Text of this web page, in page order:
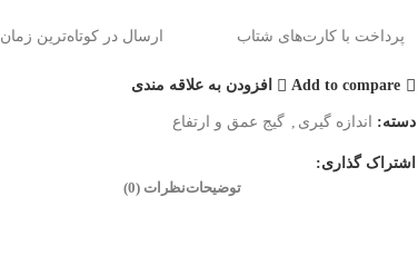
پرداخت با کارت‌های شتاب ارسال در کوتاه‌ترین زمان
Add to compare افزودن به علاقه مندی
دسته: اندازه گیری , گیج عمق و ارتفاع
اشتراک گذاری:
توضیحاتنظرات (0)